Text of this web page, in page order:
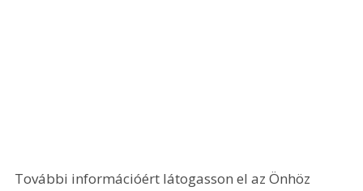
További információért látogasson el az Önhöz